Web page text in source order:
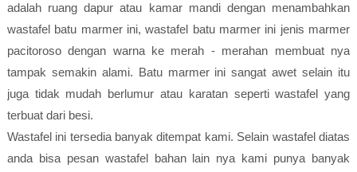
adalah ruang dapur atau kamar mandi dengan menambahkan
wastafel batu marmer ini, wastafel batu marmer ini jenis marmer
pacitoroso dengan warna ke merah - merahan membuat nya
tampak semakin alami. Batu marmer ini sangat awet selain itu
juga tidak mudah berlumur atau karatan seperti wastafel yang
terbuat dari besi.
Wastafel ini tersedia banyak ditempat kami. Selain wastafel diatas
anda bisa pesan wastafel bahan lain nya kami punya banyak